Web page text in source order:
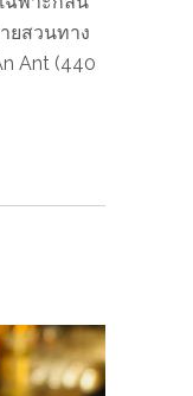
ยสวนทาง
Ant (440